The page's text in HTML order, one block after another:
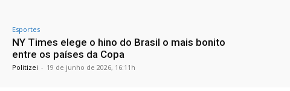
Esportes
NY Times elege o hino do Brasil o mais bonito
entre os países da Copa
Politizei - 19 de junho de 2026, 16:11h